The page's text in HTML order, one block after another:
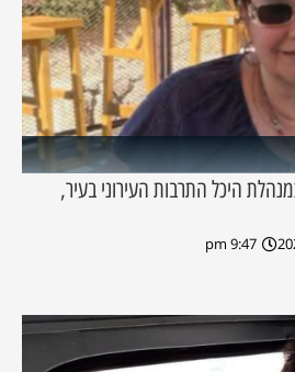
היכל התרבות העירוני בעיר,
9:47 pm